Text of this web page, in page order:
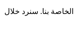
بنا. سنرد خلال